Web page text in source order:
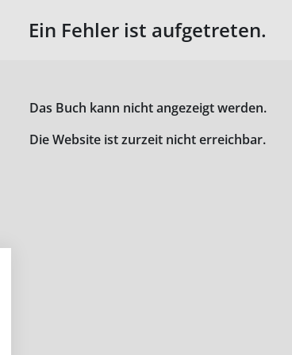
Ein Fehler ist aufgetreten.
Das Buch kann nicht angezeigt werden.
Die Website ist zurzeit nicht erreichbar.